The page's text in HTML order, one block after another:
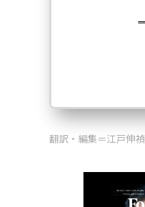
翻訳・編集＝江戸伸禎